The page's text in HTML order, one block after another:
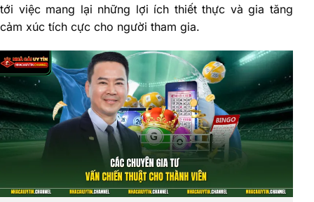
tới việc mang lại những lợi ích thiết thực và gia tăng
cảm xúc tích cực cho người tham gia.